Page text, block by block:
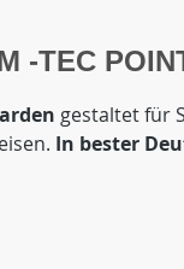
-TEC
gestaltet für
In bester